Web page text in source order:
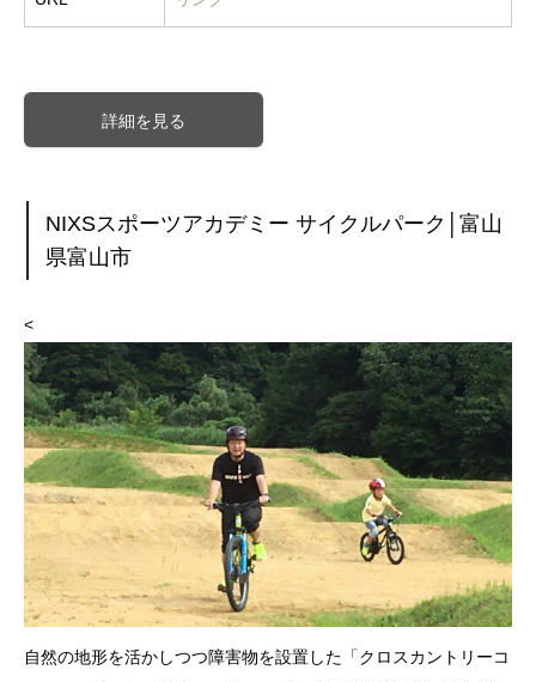
詳細を見る
NIXSスポーツアカデミー サイクルパーク│富山
県富山市
<
自然の地形を活かしつつ障害物を設置した「クロスカントリーコ